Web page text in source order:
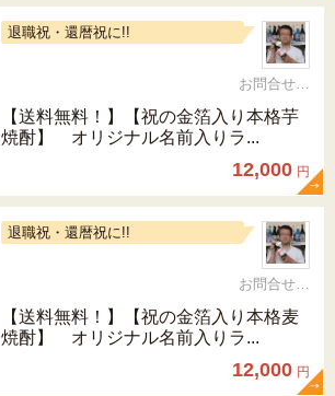
退職祝・還暦祝に!!
お問合せ 092-321-1597
【送料無料！】【祝の金箔入り本格芋
焼酎】 オリジナル名前入りラ...
12,000 円
退職祝・還暦祝に!!
お問合せ 092-321-1597
【送料無料！】【祝の金箔入り本格麦
焼酎】 オリジナル名前入りラ...
12,000 円